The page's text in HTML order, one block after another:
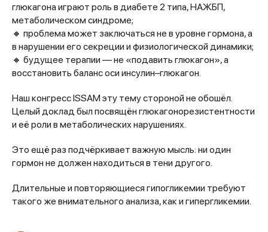
глюкагона играют роль в диабете 2 типа, НАЖБП,
метаболическом синдроме;
🔸 проблема может заключаться не в уровне гормона, а
в нарушении его секреции и физиологической динамики;
🔸 будущее терапии — не «подавить глюкагон», а
восстановить баланс оси инсулин–глюкагон.
Наш конгресс ISSAM эту тему стороной не обошёл.
Целый доклад был посвящён глюкагонорезистентности
и её роли в метаболических нарушениях.
Это ещё раз подчёркивает важную мысль: ни один
гормон не должен находиться в тени другого.
Длительные и повторяющиеся гипогликемии требуют
такого же внимательного анализа, как и гипергликемии.